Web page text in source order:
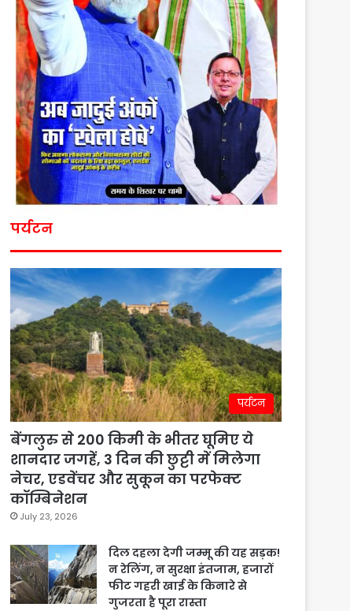
पर्यटन
पर्यटन
बेंगलुरु से 200 किमी के भीतर घूमिए ये
शानदार जगहें, 3 दिन की छुट्टी में मिलेगा
नेचर, एडवेंचर और सुकून का परफेक्ट
कॉम्बिनेशन
July 23, 2026
दिल दहला देगी जम्मू की यह सड़क!
न रेलिंग, न सुरक्षा इंतजाम, हजारों
फीट गहरी खाई के किनारे से
गुजरता है पूरा रास्ता